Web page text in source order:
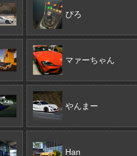
ぴろ
マァーちゃん
やんまー
Han